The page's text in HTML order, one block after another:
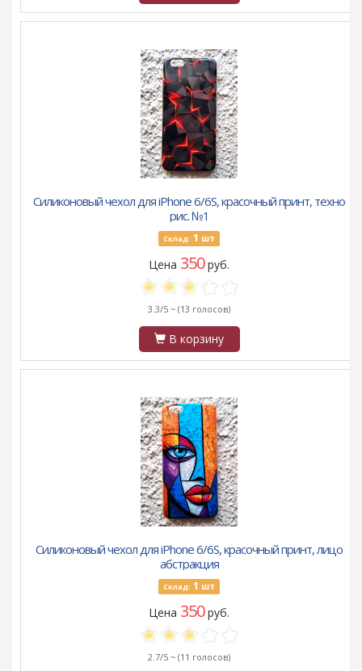
Силиконовый чехол для iPhone 6/6S, красочный принт, техно
рис. №1
Склад: 1 шт
Цена 350руб.
3.3/5 ~ (13 голосов)
В корзину
Силиконовый чехол для iPhone 6/6S, красочный принт, лицо
абстракция
Склад: 1 шт
Цена 350руб.
2.7/5 ~ (11 голосов)